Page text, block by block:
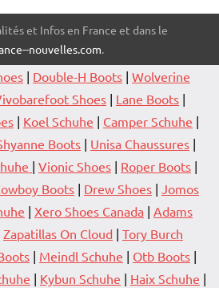
et Infos en France et dans le
nouvelles.com.
| Double-H Boots | Wolverine
Shoes | Lane Boots |
| Koel Schuhe | Camper Schuhe |
Boots | Unisa Chaussures |
| Vionic Shoes | Roper Boots |
Boots | Drew Shoes | Jomos
| Xero Shoes Canada | Adams
Zapatillas On Cloud | Tory Burch
| Meindl Schuhe | Otb Boots |
| Kybun Schuhe | Haix Schuhe |